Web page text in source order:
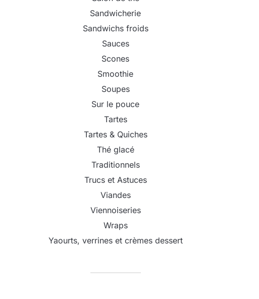
Sandwicherie
Sandwichs froids
Sauces
Scones
Smoothie
Soupes
Sur le pouce
Tartes
Tartes & Quiches
Thé glacé
Traditionnels
Trucs et Astuces
Viandes
Viennoiseries
Wraps
Yaourts, verrines et crèmes dessert